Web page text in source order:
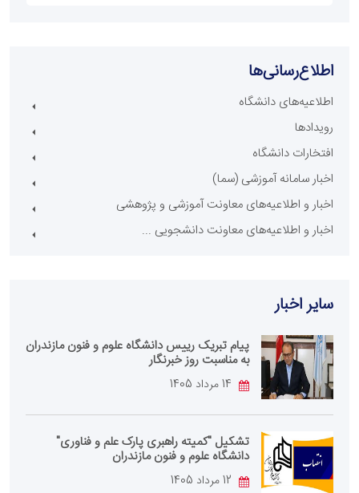
اطلاع‌رسانی‌ها
اطلاعیه‌های دانشگاه
رویدادها
افتخارات دانشگاه
اخبار سامانه آموزشی (سما)
اخبار و اطلاعیه‌های معاونت آموزشی و پژوهشی
اخبار و اطلاعیه‌های معاونت دانشجویی ...
سایر اخبار
پیام تبریک رییس دانشگاه علوم و فنون مازندران
به مناسبت روز خبرنگار
تشکیل "کمیته راهبری پارک علم و فناوری"
دانشگاه علوم و فنون مازندران